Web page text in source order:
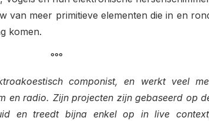
van meer primitieve elementen die in en
komen.
°°°
componist, en werkt veel
en radio. Zijn projecten zijn gebaseerd op
en treedt bijna enkel op in live